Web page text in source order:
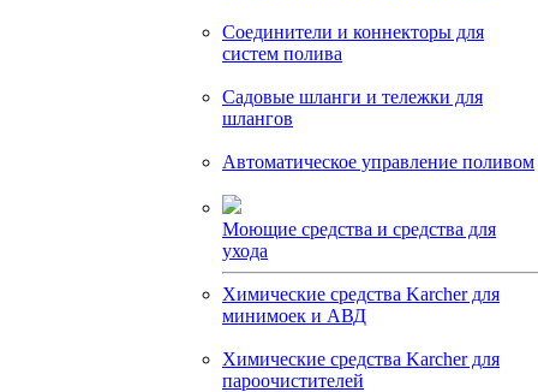
Соединители и коннекторы для
систем полива
Садовые шланги и тележки для
шлангов
Автоматическое управление поливом
Моющие средства и средства для
ухода
Химические средства Karcher для
минимоек и АВД
Химические средства Karcher для
пароочистителей